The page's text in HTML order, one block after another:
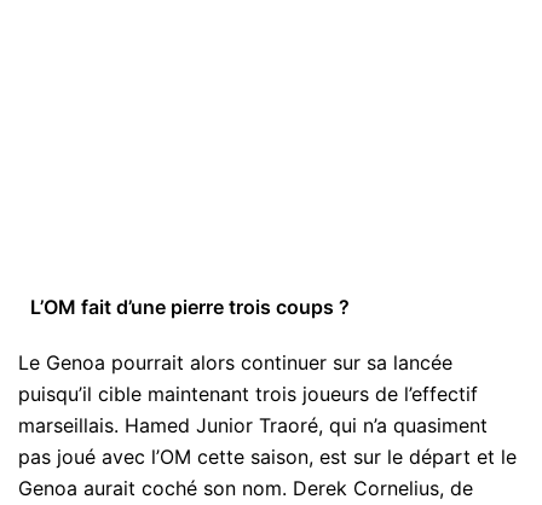
L’OM fait d’une pierre trois coups ?
Le Genoa pourrait alors continuer sur sa lancée
puisqu’il cible maintenant trois joueurs de l’effectif
marseillais. Hamed Junior Traoré, qui n’a quasiment
pas joué avec l’OM cette saison, est sur le départ et le
Genoa aurait coché son nom. Derek Cornelius, de